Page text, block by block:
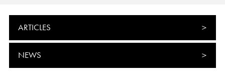
ARTICLES
NEWS